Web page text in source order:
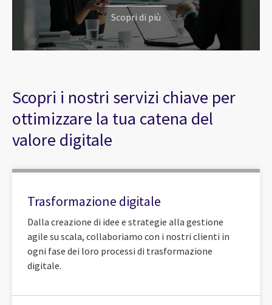
Scopri di più
Scopri i nostri servizi chiave per
ottimizzare la tua catena del
valore digitale
Trasformazione digitale
Dalla creazione di idee e strategie alla gestione
agile su scala, collaboriamo con i nostri clienti in
ogni fase dei loro processi di trasformazione
digitale.